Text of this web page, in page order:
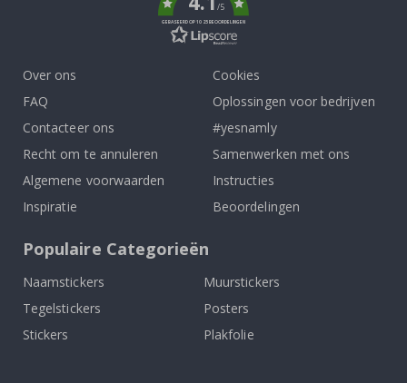
/5
GEBASEERD OP 1025 BEOORDELINGEN
Over ons
FAQ
Contacteer ons
Recht om te annuleren
Algemene voorwaarden
Inspiratie
Cookies
Oplossingen voor bedrijven
#yesnamly
Samenwerken met ons
Instructies
Beoordelingen
Populaire Categorieën
Naamstickers
Muurstickers
Tegelstickers
Posters
Stickers
Plakfolie